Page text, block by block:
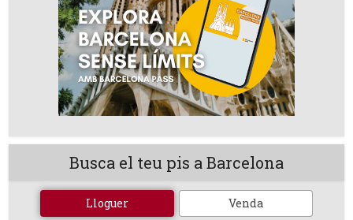
Busca el teu pis a Barcelona
Lloguer Venda